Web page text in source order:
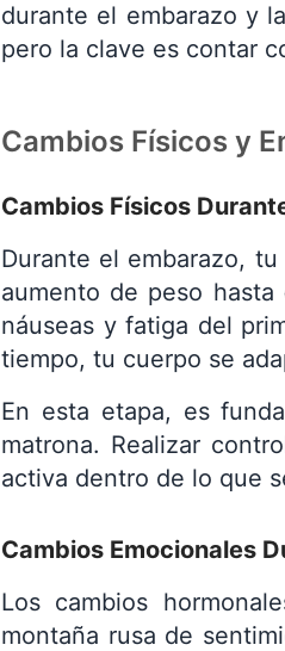
durante el embarazo y
pero la clave es contar
Cambios Físicos y
Cambios Físicos
Durante el embarazo,
aumento de peso hasta
náuseas y fatiga del
tiempo, tu cuerpo se
En esta etapa, es
matrona. Realizar
activa dentro de lo que
Cambios Emocionales
Los cambios
montaña rusa de